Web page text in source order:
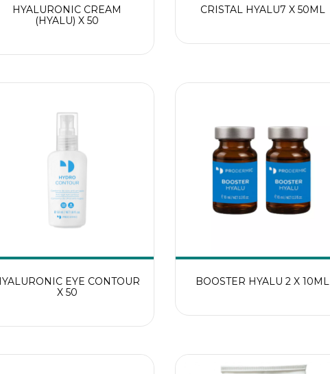
HYALURONIC CREAM
(HYALU) X 50
CRISTAL HYALU7 X 50ML
EYE CONTOUR
X 50
BOOSTER HYALU 2 X 10ML